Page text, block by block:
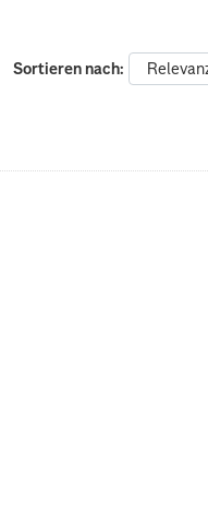
Sortieren nach